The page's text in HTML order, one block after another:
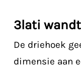
3lati
De driehoek
dimensie aan